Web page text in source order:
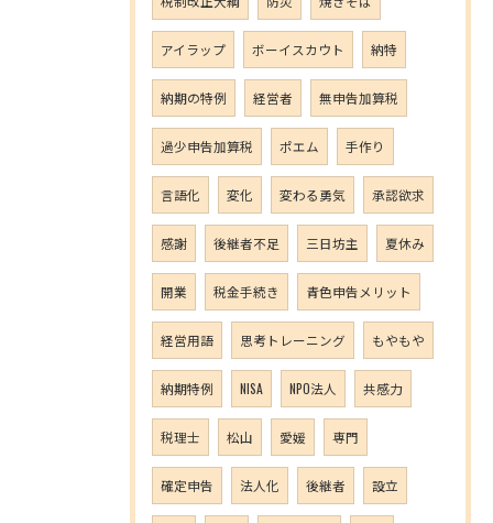
アイラップ ボーイスカウト 納特
納期の特例 経営者 無申告加算税
過少申告加算税 ポエム 手作り
言語化 変化 変わる勇気 承認欲求
感謝 後継者不足 三日坊主 夏休み
開業 税金手続き 青色申告メリット
経営用語 思考トレーニング もやもや
納期特例 NISA NPO法人 共感力
税理士 松山 愛媛 専門
確定申告 法人化 後継者 設立